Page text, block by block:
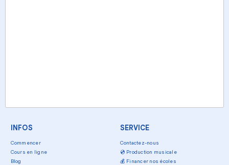
INFOS
Commencer
Cours en ligne
Blog
SERVICE
Contactez-nous
💿 Production musicale
💰 Financer nos écoles